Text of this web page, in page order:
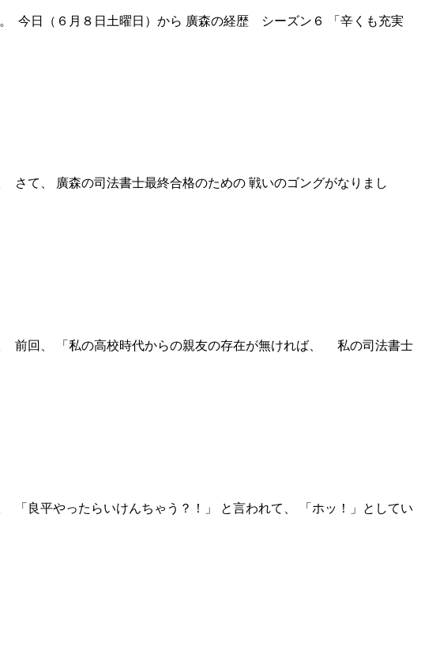
今日（６月８日土曜日）から 廣森の経歴 シーズン６ 「辛くも充実
て、 廣森の司法書士最終合格のための 戦いのゴングがなりまし
前回、 「私の高校時代からの親友の存在が無ければ、 私の司法書士
良平やったらいけんちゃう？！」 と言われて、 「ホッ！」としてい